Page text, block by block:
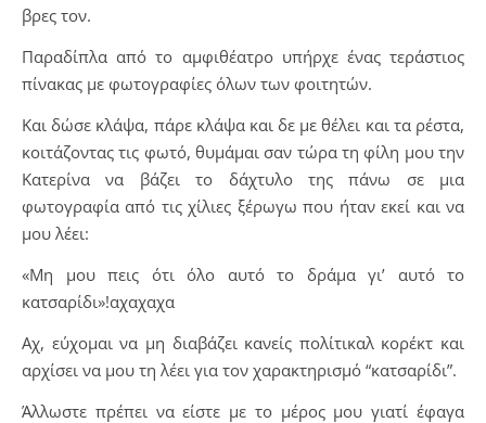
βρες τον.
Παραδίπλα από το αμφιθέατρο υπήρχε ένας τεράστιος
πίνακας με φωτογραφίες όλων των φοιτητών.
Και δώσε κλάψα, πάρε κλάψα και δε με θέλει και τα ρέστα,
κοιτάζοντας τις φωτό, θυμάμαι σαν τώρα τη φίλη μου την
Κατερίνα να βάζει το δάχτυλο της πάνω σε μια
φωτογραφία από τις χίλιες ξέρωγω που ήταν εκεί και να
μου λέει:
«Μη μου πεις ότι όλο αυτό το δράμα γι’ αυτό το
κατσαρίδι»!αχαχαχα
Αχ, εύχομαι να μη διαβάζει κανείς πολίτικαλ κορέκτ και
αρχίσει να μου τη λέει για τον χαρακτηρισμό “κατσαρίδι”.
Άλλωστε πρέπει να είστε με το μέρος μου γιατί έφαγα